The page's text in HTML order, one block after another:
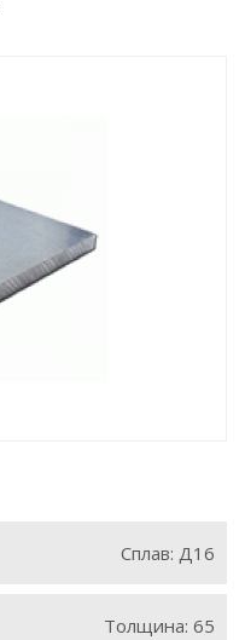
Сплав: Д16
Толщина: 65